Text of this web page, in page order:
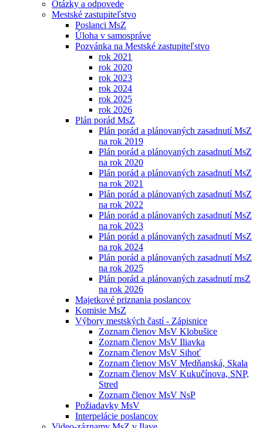
Otázky a odpovede
Mestské zastupiteľstvo
Poslanci MsZ
Úloha v samospráve
Pozvánka na Mestské zastupiteľstvo
rok 2021
rok 2020
rok 2023
rok 2024
rok 2025
rok 2026
Plán porád MsZ
Plán porád a plánovaných zasadnutí MsZ
na rok 2019
Plán porád a plánovaných zasadnutí MsZ
na rok 2020
Plán porád a plánovaných zasadnutí MsZ
na rok 2021
Plán porád a plánovaných zasadnutí MsZ
na rok 2022
Plán porád a plánovaných zasadnutí MsZ
na rok 2023
Plán porád a plánovaných zasadnutí MsZ
na rok 2024
Plán porád a plánovaných zasadnutí MsZ
na rok 2025
Plán porád a plánovaných zasadnutí msZ
na rok 2026
Majetkové priznania poslancov
Komisie MsZ
Výbory mestských častí - Zápisnice
Zoznam členov MsV Klobušice
Zoznam členov MsV Iliavka
Zoznam členov MsV Sihoť
Zoznam členov MsV Medňanská, Skala
Zoznam členov MsV Kukučínova, SNP,
Stred
Zoznam členov MsV NsP
Požiadavky MsV
Interpelácie poslancov